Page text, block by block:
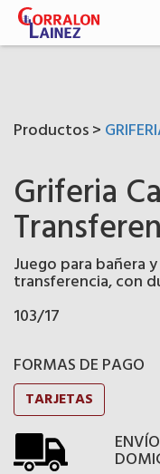
Productos >
Griferia
Juego para bañera
transferencia, con
103/17
FORMAS DE PAGO
TARJETAS